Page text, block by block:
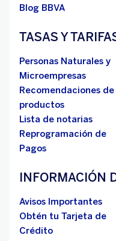
Blog BBVA
TASAS Y
Personas Naturales y
Microempresas
Recomendaciones de
productos
Lista de notarias
Reprogramación de
Pagos
INFORMACIÓN
Avisos Importantes
Obtén tu Tarjeta de
Crédito